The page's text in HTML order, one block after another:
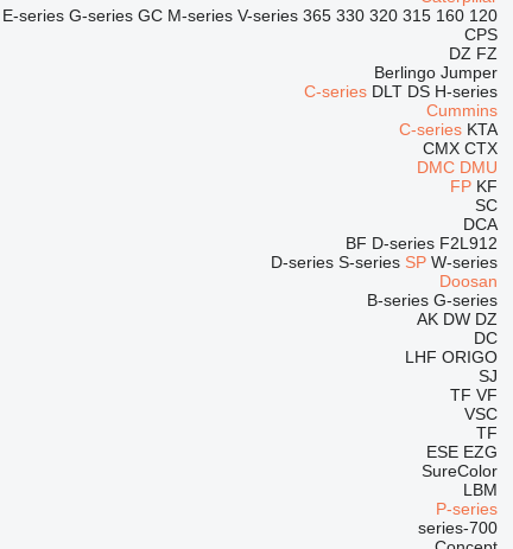
120
160
315
320
330
365
E-series G-series GC M-series V-series
CPS
DZ FZ
Berlingo Jumper
C-series DLT DS H-series
Cummins
C-series KTA
CMX CTX
DMC DMU
FP KF
SC
DCA
BF D-series F2L912
D-series S-series SP W-series
Doosan
B-series G-series
AK DW DZ
DC
LHF ORIGO
SJ
TF VF
VSC
TF
ESE EZG
SureColor
LBM
P-series
700-series